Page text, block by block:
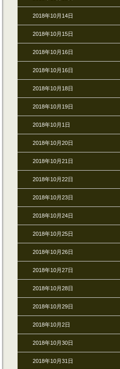
2018年10月14日
2018年10月15日
2018年10月16日
2018年10月16日
2018年10月18日
2018年10月19日
2018年10月1日
2018年10月20日
2018年10月21日
2018年10月22日
2018年10月23日
2018年10月24日
2018年10月25日
2018年10月26日
2018年10月27日
2018年10月28日
2018年10月29日
2018年10月2日
2018年10月30日
2018年10月31日